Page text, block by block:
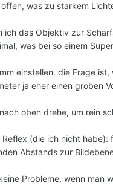
was zu starkem
ich das Objektiv zur
was bei so einem
einstellen. die Frage
ja eher einen groben
oben drehe, um rein
(die ich nicht
Abstands zur
Probleme, wenn man